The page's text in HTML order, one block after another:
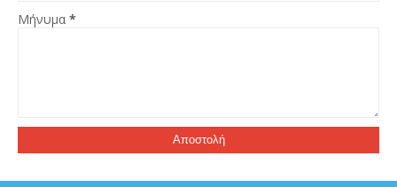
Μήνυμα *